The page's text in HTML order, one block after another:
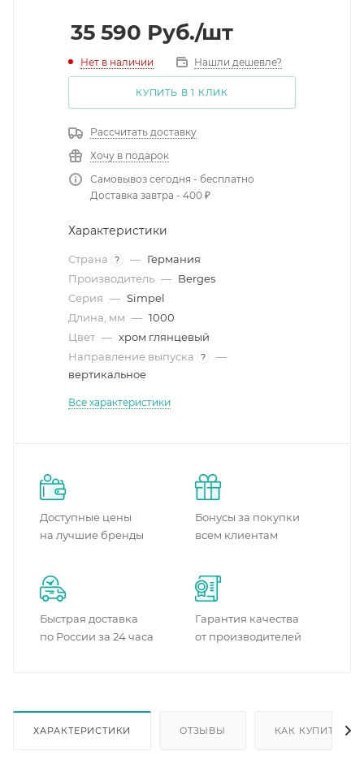
35 590 Руб./шт
Нет в наличии Нашли дешевле?
КУПИТЬ В 1 КЛИК
Рассчитать доставку
Хочу в подарок
Самовывоз сегодня - бесплатно
Доставка завтра - 400 ₽
Характеристики
Страна ? — Германия
Производитель — Berges
Серия — Simpel
Длина, мм — 1000
Цвет — хром глянцевый
Направление выпуска
?
—
вертикальное
Все характеристики
Доступные цены
на лучшие бренды
Бонусы за покупки
всем клиентам
Быстрая доставка
по России за 24 часа
Гарантия качества
от производителей
ХАРАКТЕРИСТИКИ ОТЗЫВЫ КАК КУПИТЬ